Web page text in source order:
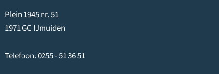
Plein 1945 nr. 51
1971 GC IJmuiden
Telefoon:0255 - 51 36 51